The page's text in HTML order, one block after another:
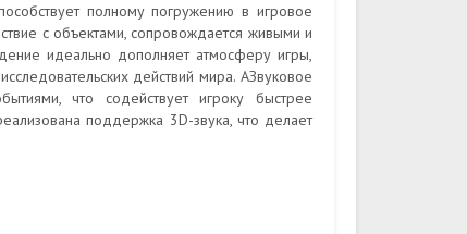
полному погружению в игровое
с объектами, сопровождается живыми и
идеально дополняет атмосферу игры,
действий мира. АЗвуковое
что содействует игроку быстрее
поддержка 3D-звука, что делает